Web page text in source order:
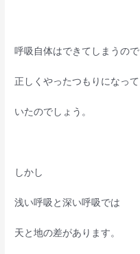
呼吸自体はできてしまうので
正しくやったつもりになって
いたのでしょう。
しかし
浅い呼吸と深い呼吸では
天と地の差があります。